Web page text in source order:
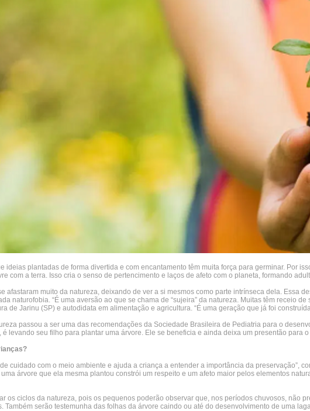
ideias plantadas de forma divertida e com encantamento têm muita força para germinar. Por
com a terra. Isso cria o senso de pertencimento e laços de afeto com o planeta, formando
afastaram muito da natureza, deixando de ver a si mesmos como parte intrínseca dela. Essa
naturofobia. “É uma aversão ao que se chama de “sujeira” da natureza. Muitas têm receio
de Jarinu (SP) e autodidata em alimentação e agricultura. “É uma geração que já foi
passou a ser uma das recomendações da Sociedade Brasileira de Pediatria para o
é levando seu filho para plantar uma árvore. Ele se beneficia e ainda deixa um presentão para
cuidado com o meio ambiente e ajuda a criança a entender a importância da preservação”,
árvore que ela mesma plantou constrói um respeito e um afeto maior pelos elementos
os ciclos da natureza, pois os pequenos poderão observar que, nos períodos chuvosos, não
Também serão testemunha das folhas da árvore caindo ou até do desenvolvimento de uma